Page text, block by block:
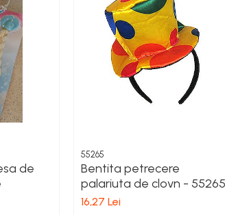
de
55265
Bentita petrecere
palariuta de clovn - 55265
16,27 Lei